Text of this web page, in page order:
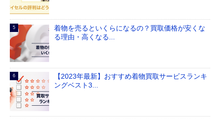
着物を売るといくらになるの？買取価格が安くな
る理由・高くなる...
【2023年最新】おすすめ着物買取サービスランキ
ングベスト3...